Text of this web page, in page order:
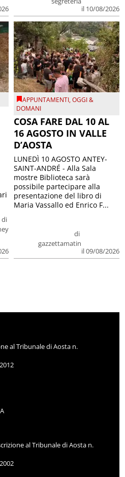
il 10/08/2026
di
APPUNTAMENTI,OGGI &
DOMANI
COSA FARE DAL 10 AL
16 AGOSTO IN VALLE
D’AOSTA
di
gazzettamatin
il 09/08/2026
LUNEDÌ 10 AGOSTO ANTEY-
SAINT-ANDRÉ - Alla Sala
mostre Biblioteca sarà
possibile partecipare alla
presentazione del libro di
Maria Vassallo ed Enrico F...
al Tribunale di Aosta n.
al Tribunale di Aosta n.